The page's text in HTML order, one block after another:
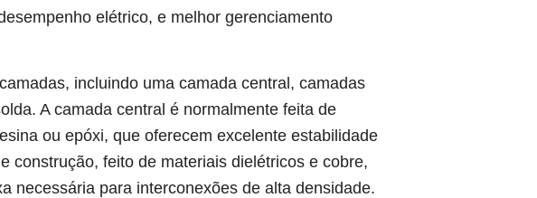
elétrico, e melhor gerenciamento
incluindo uma camada central, camadas
A camada central é normalmente feita de
ou epóxi, que oferecem excelente estabilidade
construção, feito de materiais dielétricos e cobre,
necessária para interconexões de alta densidade.